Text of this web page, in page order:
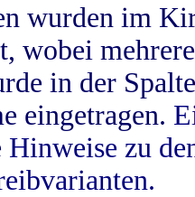
wurden im
wobei
in der
eingetragen.
zu